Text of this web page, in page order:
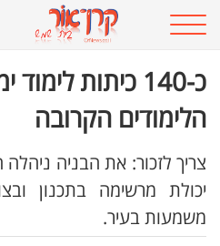
כ-140 כיתות
הלימודים הקרובה
צריך לזכור: את הבניה
יכולת מרשימה בתכנון
משמעות בעיר.